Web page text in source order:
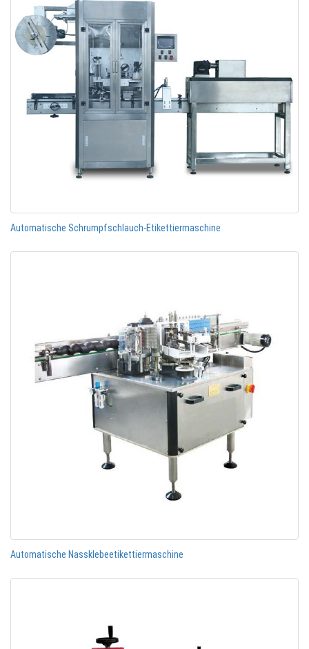
Automatische Schrumpfschlauch-Etikettiermaschine
Automatische Nassklebeetikettiermaschine